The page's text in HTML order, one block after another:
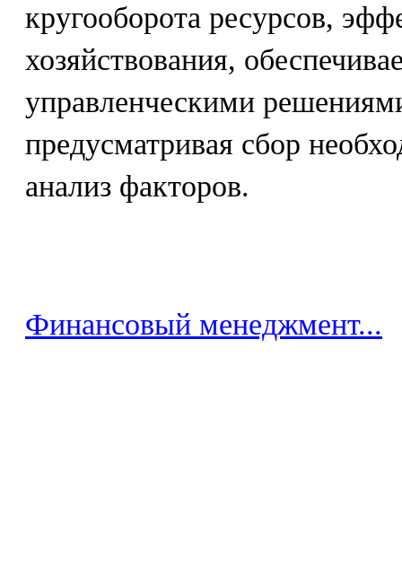
кругооборота ресурсов,
хозяйствования,
управленческими
предусматривая сбор
анализ факторов.
Финансовый менеджмент...